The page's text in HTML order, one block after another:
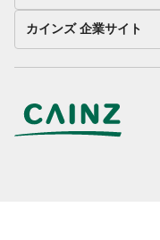
カインズ 企業サイト